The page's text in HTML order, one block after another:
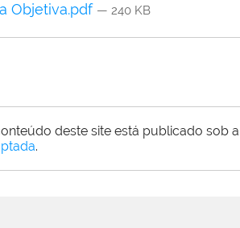
Objetiva.pdf — 240 KB
deste site está publicado sob
.